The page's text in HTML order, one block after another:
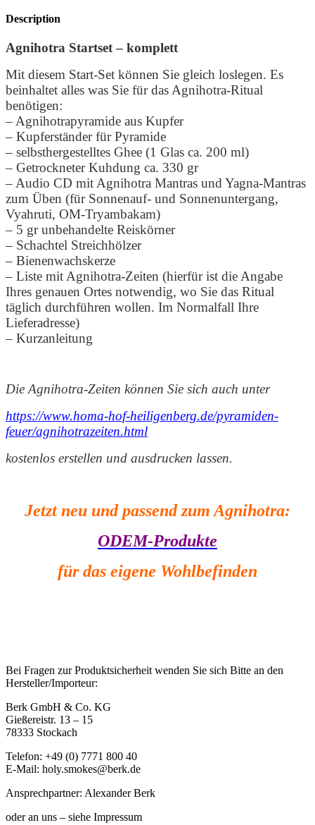
Description
Agnihotra Startset – komplett
Mit diesem Start-Set können Sie gleich loslegen. Es
beinhaltet alles was Sie für das Agnihotra-Ritual
benötigen:
– Agnihotrapyramide aus Kupfer
– Kupferständer für Pyramide
– selbsthergestelltes Ghee (1 Glas ca. 200 ml)
– Getrockneter Kuhdung ca. 330 gr
– Audio CD mit Agnihotra Mantras und Yagna-Mantras
zum Üben (für Sonnenauf- und Sonnenuntergang,
Vyahruti, OM-Tryambakam)
– 5 gr unbehandelte Reiskörner
– Schachtel Streichhölzer
– Bienenwachskerze
– Liste mit Agnihotra-Zeiten (hierfür ist die Angabe
Ihres genauen Ortes notwendig, wo Sie das Ritual
täglich durchführen wollen. Im Normalfall Ihre
Lieferadresse)
– Kurzanleitung
Die Agnihotra-Zeiten können Sie sich auch unter
https://www.homa-hof-heiligenberg.de/pyramiden-
feuer/agnihotrazeiten.html
kostenlos erstellen und ausdrucken lassen.
Jetzt neu und passend zum Agnihotra:
ODEM-Produkte
für das eigene Wohlbefinden
Bei Fragen zur Produktsicherheit wenden Sie sich Bitte an den
Hersteller/Importeur:
Berk GmbH & Co. KG
Gießereistr. 13 – 15
78333 Stockach
Telefon: +49 (0) 7771 800 40
E-Mail: holy.smokes@berk.de
Ansprechpartner: Alexander Berk
oder an uns – siehe Impressum